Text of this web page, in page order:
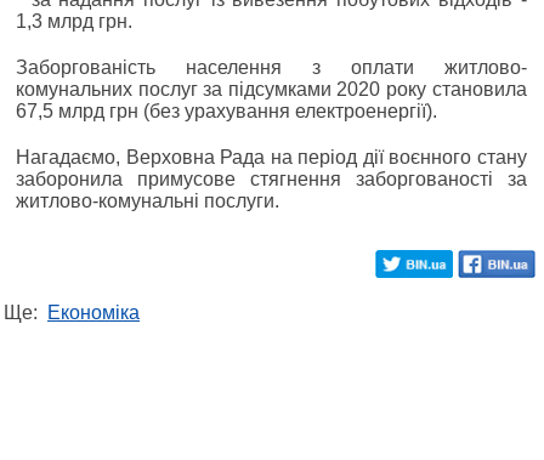
1,3 млрд грн.
Заборгованість населення з оплати житлово-
комунальних послуг за підсумками 2020 року становила
67,5 млрд грн (без урахування електроенергії).
Нагадаємо, Верховна Рада на період дії воєнного стану
заборонила примусове стягнення заборгованості за
житлово-комунальні послуги.
Ще: Економіка